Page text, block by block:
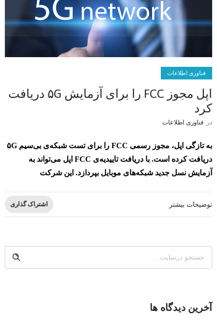
فناوری اطلاعات
اپل مجوز FCC را برای آزمایش ۵G دریافت
کرد
در فناوری اطلاعات
به تازگی اپل، مجوز رسمی FCC را برای تست شبکه‌ی بی‌سیم ۵G
دریافت کرده‌ است. با دریافت تاییدیه‌ی FCC اپل می‌تواند به
آزمایش نسل جدید شبکه‌های موبایل بپردازد. این شرکت
توضیحات بیشتر اشتراک گذاری
آخرین دیدگاه ها